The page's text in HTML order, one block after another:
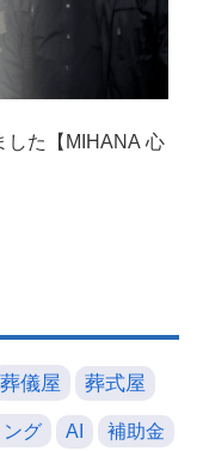
した【MIHANA 心
葬儀屋 葬式屋
グ AI 補助金